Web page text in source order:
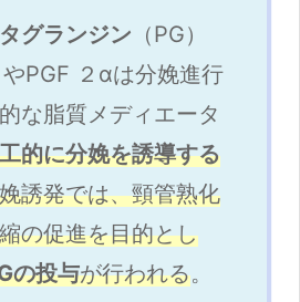
グランジン （PG）
PGF ２αは分娩進行
な脂質メディエータ
的に分娩を誘導する
誘発では、頸管熟化
の促進を目的とし
の投与が行われる。